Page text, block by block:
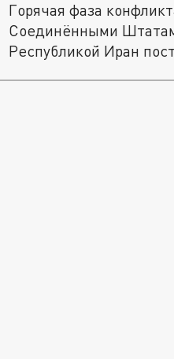
Горячая фаза
Соединёнными
Республикой Иран